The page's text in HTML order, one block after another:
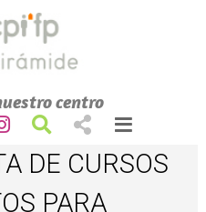
centro
DE CURSOS
PARA